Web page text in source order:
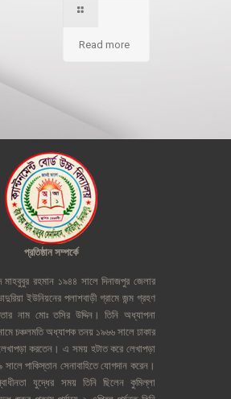
Read more
প্রতিষ্ঠান সম্পর্কে
মাহবুবুর রহমান ১৯৪৪ সালে দিনাজপুর জেলার
ইউনিয়নের পলাশবাড়ী গ্রামে জন্ম গ্রহণ
নাম মোঃ তসির উদ্দিন। তিনি অধ্যাপনা
চঞ্চলমতি অধ্যাপক তনয় ১৯৬৬ সালে ঢাকার
করতেন। এ সময় হটাত করে লেখাপড়া
সালে পাকিস্তান সেনাবাহিতে যোগদান করেন।
যুদ্ধের সময় তিনি ছিলেন কুমিল্লা